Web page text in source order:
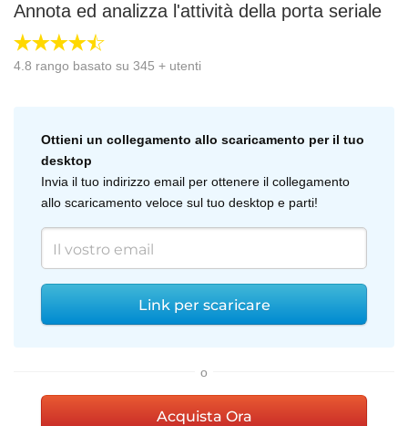
Annota ed analizza l'attività della porta seriale
4.8 rango basato su 345 + utenti
Ottieni un collegamento allo scaricamento per il tuo
desktop
Invia il tuo indirizzo email per ottenere il collegamento
allo scaricamento veloce sul tuo desktop e parti!
Link per scaricare
o
Acquista Ora